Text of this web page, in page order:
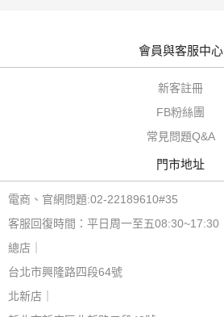
會員與客服中心
新客註冊
FB粉絲團
常見問題Q&A
門市地址
電商、官網問題:02-22189610#35
客服回復時間：平日周一至五08:30~17:30
總店｜
台北市興隆路四段64號
北新店｜